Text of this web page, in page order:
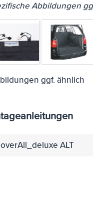
Abbildungen
ggf. ähnlich
ALT